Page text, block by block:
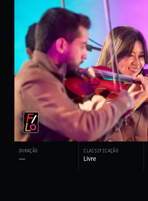
DURAÇÃO
—
CLASSIFICAÇÃO
Livre